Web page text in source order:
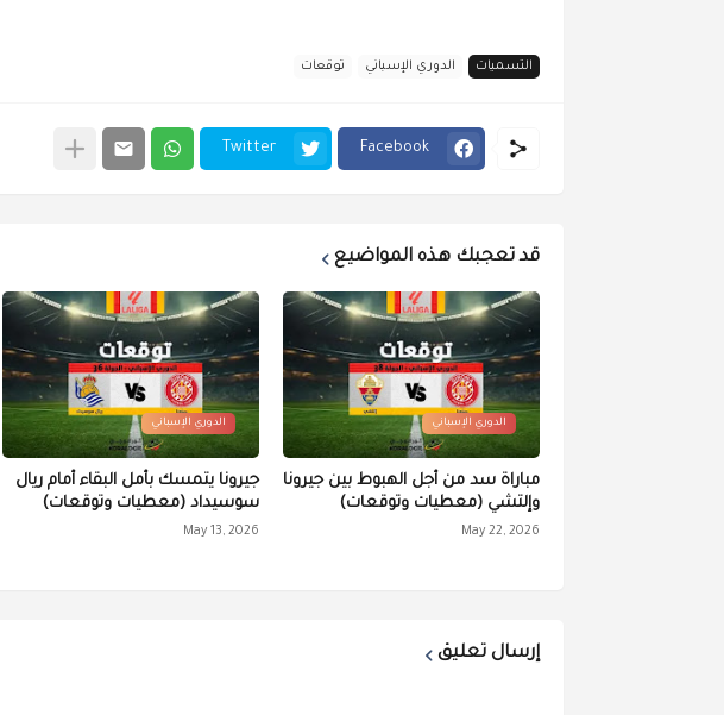
التسميات الدوري الإسباني توقعات
Facebook
Twitter
قد تعجبك هذه المواضيع
الدوري الإسباني
مباراة سد من أجل الهبوط بين جيرونا
وإلتشي (معطيات وتوقعات)
May 22, 2026
الدوري الإسباني
جيرونا يتمسك بأمل البقاء أمام ريال
سوسيداد (معطيات وتوقعات)
May 13, 2026
إرسال تعليق